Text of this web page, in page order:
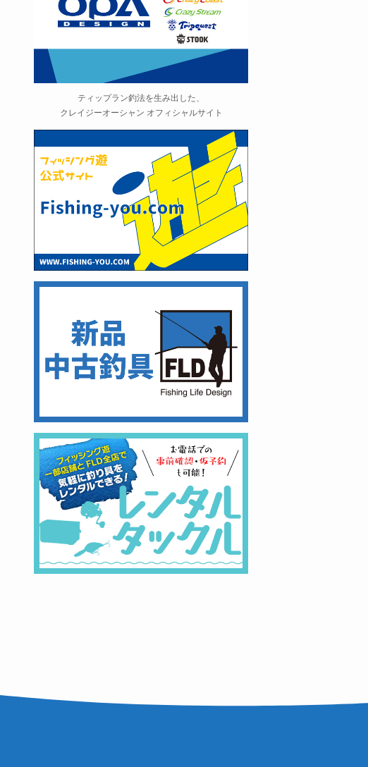
ティップラン釣法を生み出した、
クレイジーオーシャン オフィシャルサイト